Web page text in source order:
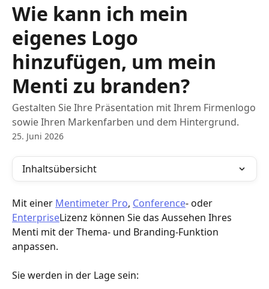
Wie kann ich mein
eigenes Logo
hinzufügen, um mein
Menti zu branden?
Gestalten Sie Ihre Präsentation mit Ihrem Firmenlogo
sowie Ihren Markenfarben und dem Hintergrund.
25. Juni 2026
Inhaltsübersicht
Mit einer Mentimeter Pro, Conference- oder
EnterpriseLizenz können Sie das Aussehen Ihres
Menti mit der Thema- und Branding-Funktion
anpassen.
Sie werden in der Lage sein: